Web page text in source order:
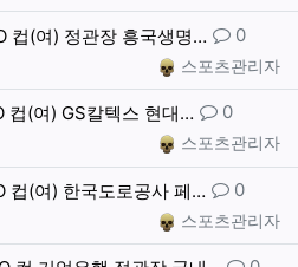
컵(여) 정관장 흥국생명… 댓글
0
작성자스포츠관리자
컵(여) GS칼텍스 현대… 댓글
0
작성자스포츠관리자
컵(여) 한국도로공사 페… 댓글
0
작성자스포츠관리자